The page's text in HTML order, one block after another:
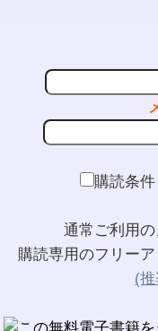
購読条
通常ご利用の
購読専用のフリー
(